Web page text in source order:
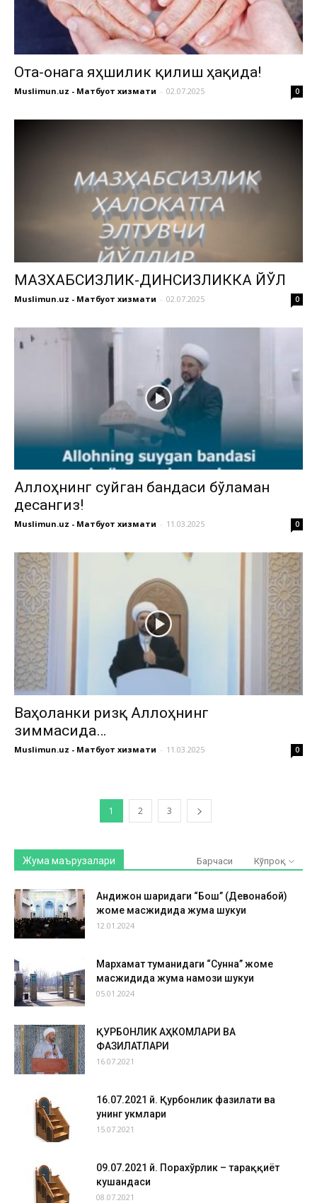
Ота-онага яҳшилик қилиш ҳақида!
Muslimun.uz - Матбуот хизмати - 02.07.2025 0
МАЗХАБСИЗЛИК-ДИНСИЗЛИККА ЙЎЛ
Muslimun.uz - Матбуот хизмати - 02.07.2025 0
Аллоҳнинг суйган бандаси бўламан
десангиз!
Muslimun.uz - Матбуот хизмати - 11.03.2025 0
Ваҳоланки ризқ Аллоҳнинг
зиммасида…
Muslimun.uz - Матбуот хизмати - 11.03.2025 0
1 2 3
Жума маърузалари Барчаси Кўпроқ
Андижон шаҳридаги “Бош” (Девонабой)
жоме масжидида жума шукуҳи
12.01.2024
Мархамат туманидаги “Сунна” жоме
масжидида жума намози шукуҳи
05.01.2024
ҚУРБОНЛИК АҲКОМЛАРИ ВА
ФАЗИЛАТЛАРИ
16.07.2021
16.07.2021 й. Қурбонлик фазилати ва
унинг ҳукмлари
15.07.2021
09.07.2021 й. Порахўрлик – тараққиёт
кушандаси
08.07.2021